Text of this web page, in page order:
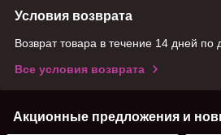
Условия возврата
Возврат товара в течение 14 дней по
Все условия возврата
Акционные предложения и